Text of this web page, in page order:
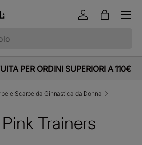
AccediBorsa
Menu
PER ORDINI SUPERIORI A 110€
e Scarpe da Ginnastica da Donna
Trainers